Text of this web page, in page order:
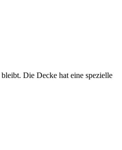
Die Decke hat eine spezielle